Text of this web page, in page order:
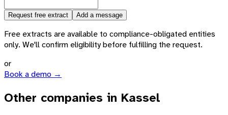
Request free extract Add a message
Free extracts are available to compliance-obligated entities
only. We'll confirm eligibility before fulfilling the request.
or
Book a demo →
Other companies in Kassel